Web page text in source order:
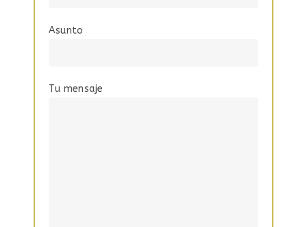
Asunto
Tu mensaje